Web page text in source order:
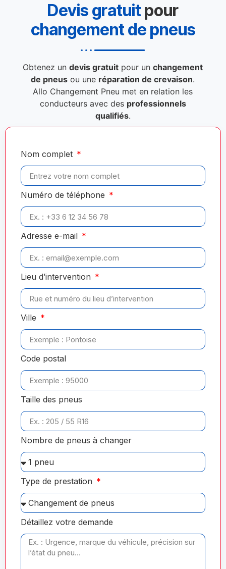
Devis gratuitpour
changement de pneus
Obtenez undevis gratuit pour unchangement
de pneus ou une réparation de crevaison.
Allo Changement Pneu met en relation les
conducteurs avec des professionnels
qualifiés.
Nom complet
Numéro de téléphone
Adresse e-mail
Lieu d’intervention
Ville
Code postal
Taille des pneus
Nombre de pneus à changer
Type de prestation
Détaillez votre demande